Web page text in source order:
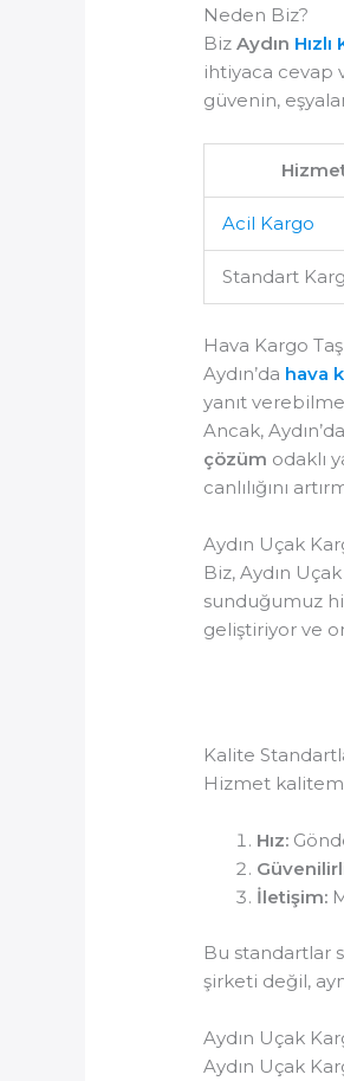
Neden Biz?
BizAydın
ihtiyaca cevap
güvenin,
Acil Kargo
Standart
Hava Kargo
Aydın’da hava
yanıt
Ancak,
çözüm odaklı
canlılığını
Aydın Uçak
Biz, Aydın
sunduğumuz
geliştiriyor ve
Kalite
Hizmet
Hız:
İletişim:
Bu standartlar
şirketi değil,
Aydın Uçak
Aydın Uçak